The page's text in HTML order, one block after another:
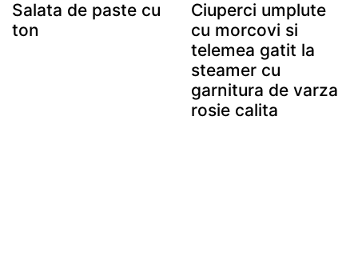
Salata de paste cu
ton
Ciuperci umplute
cu morcovi si
telemea gatit la
steamer cu
garnitura de varza
rosie calita